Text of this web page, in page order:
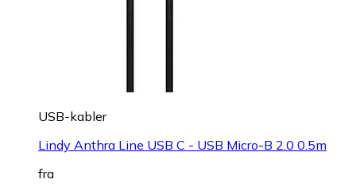
USB-kabler
Lindy Anthra Line USB C - USB Micro-B 2.0 0.5m
fra